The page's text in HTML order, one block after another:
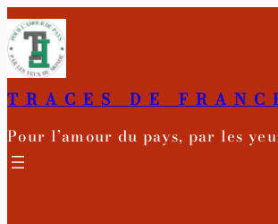
Aller
au
contenu
TRACES DE
Pour l’amour du pays, par les